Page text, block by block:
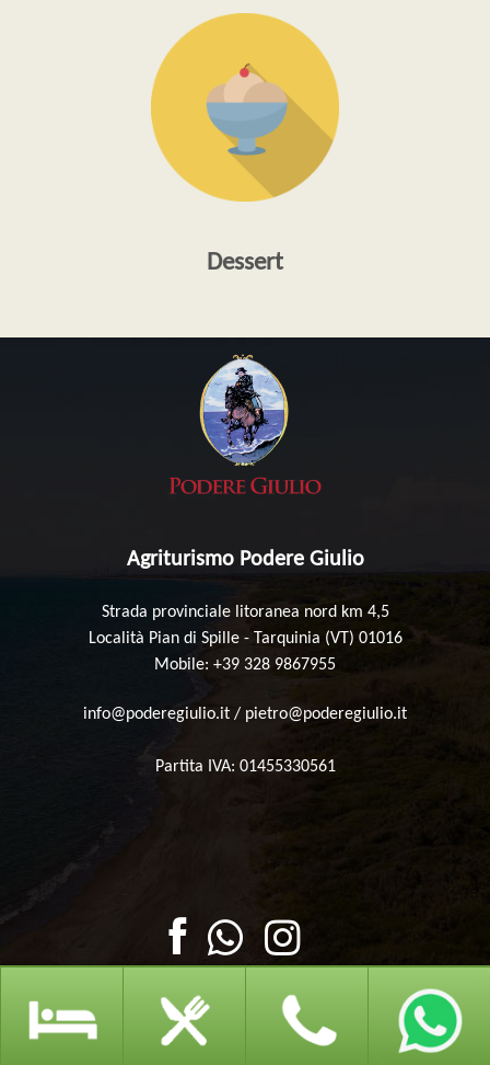
Dessert
Agriturismo Podere Giulio
Strada provinciale litoranea nord km 4,5
Località Pian di Spille - Tarquinia (VT) 01016
Mobile: +39 328 9867955
info@poderegiulio.it / pietro@poderegiulio.it
Partita IVA: 01455330561